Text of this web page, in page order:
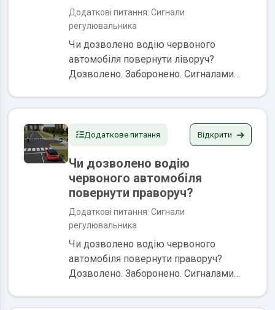
Додаткові питання: Сигнали
регулювальника
Чи дозволено водію червоного
автомобіля повернути ліворуч?
Дозволено. Заборонено. Сигналами
червоним...
Додаткове питання Відкрити
Чи дозволено водію
червоного автомобіля
повернути праворуч?
Додаткові питання: Сигнали
регулювальника
Чи дозволено водію червоного
автомобіля повернути праворуч?
Дозволено. Заборонено. Сигналами